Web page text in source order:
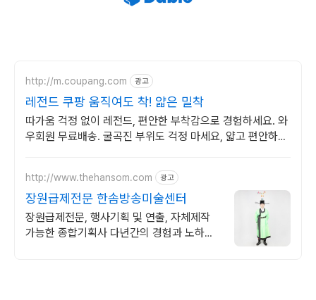
http://m.coupang.com 광고
레전드 쿠팡 움직여도 착! 얇은 밀착
따가움 걱정 없이 레전드, 편안한 부착감으로 경험하세요. 와
우회원 무료배송. 굴곡진 부위도 걱정 마세요, 얇고 편안하게
http://www.thehansom.com 광고
장원급제전문 한솜방송미술센터
장원급제전문, 행사기획 및 연출, 자체제작
가능한 종합기획사 다년간의 경험과 노하우